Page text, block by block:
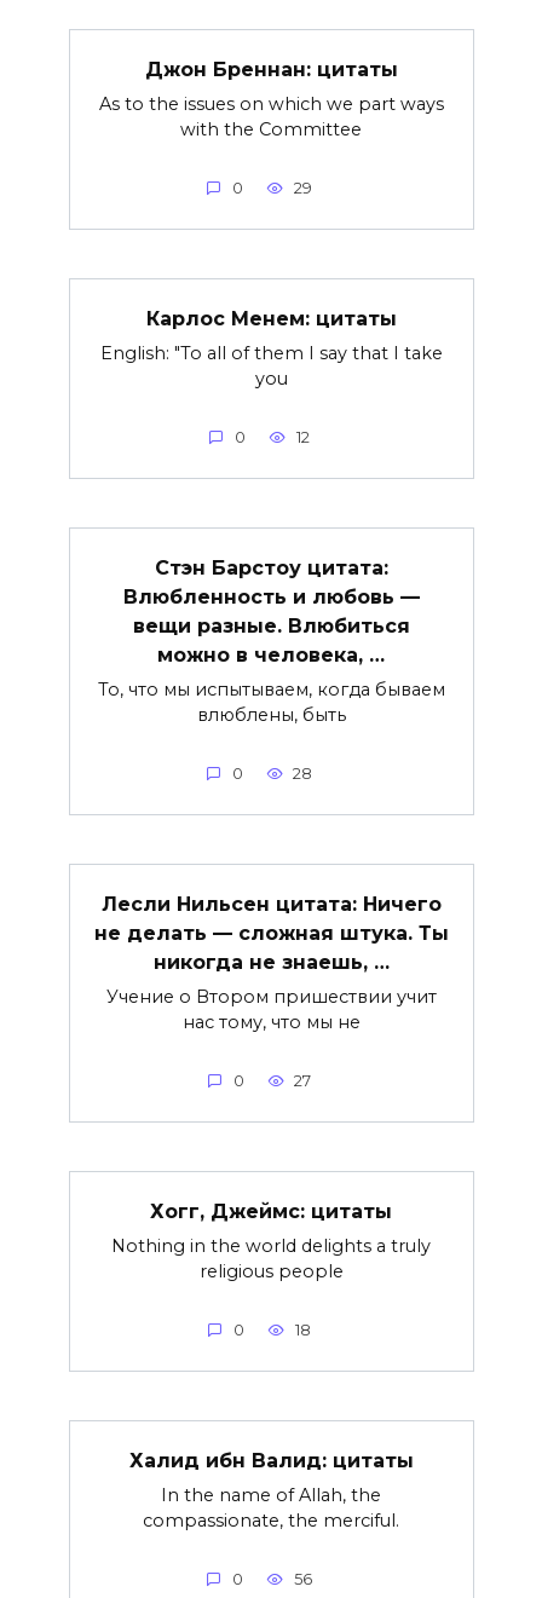
Джон Бреннан: цитаты
As to the issues on which we part ways
with the Committee
0 29
Карлос Менем: цитаты
English: "To all of them I say that I take
you
0 12
Стэн Барстоу цитата:
Влюбленность и любовь —
вещи разные. Влюбиться
можно в человека, …
То, что мы испытываем, когда бываем
влюблены, быть
0 28
Лесли Нильсен цитата: Ничего
не делать — сложная штука. Ты
никогда не знаешь, …
Учение о Втором пришествии учит
нас тому, что мы не
0 27
Хогг, Джеймс: цитаты
Nothing in the world delights a truly
religious people
0 18
Халид ибн Валид: цитаты
In the name of Allah, the
compassionate, the merciful.
0 56